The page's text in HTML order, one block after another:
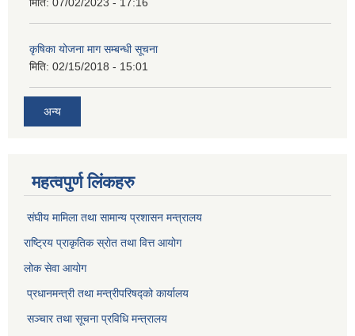
मिति: 07/02/2023 - 17:16
कृषिका योजना माग सम्बन्धी सूचना
मिति: 02/15/2018 - 15:01
अन्य
महत्वपुर्ण लिंकहरु
संघीय मामिला तथा सामान्य प्रशासन मन्त्रालय
राष्ट्रिय प्राकृतिक स्राेत तथा वित्त आयोग
लोक सेवा आयोग
प्रधानमन्त्री तथा मन्त्रीपरिषद्को कार्यालय
सञ्‍चार तथा सूचना प्रविधि मन्त्रालय